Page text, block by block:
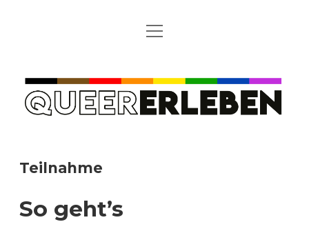
STARTSEITE
REGELN
ÜBERSICHT DER TEILNEHMER*INNEN
SCHWANGERSCHAFTSABBRÜCHE
Menü
QUEER
ERLEBEN
Teilnahme
So geht’s